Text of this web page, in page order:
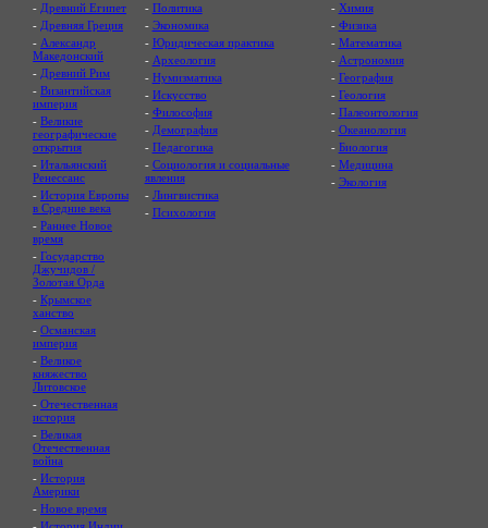
- Древний Египет
- Древняя Греция
- Александр
Македонский
- Древний Рим
- Византийская
империя
- Великие
географические
открытия
- Итальянский
Ренессанс
- История Европы
в Средние века
- Раннее Новое
время
- Государство
Джучидов /
Золотая Орда
- Крымское
ханство
- Османская
империя
- Великое
княжество
Литовское
- Отечественная
история
- Великая
Отечественная
война
- История
Америки
- Новое время
- Политика
- Экономика
- Юридическая практика
- Археология
- Нумизматика
- Искусство
- Философия
- Демография
- Педагогика
- Социология и социальные
явления
- Лингвистика
- Психология
- Химия
- Физика
- Математика
- Астрономия
- География
- Геология
- Палеонтология
- Океанология
- Биология
- Медицина
- Экология